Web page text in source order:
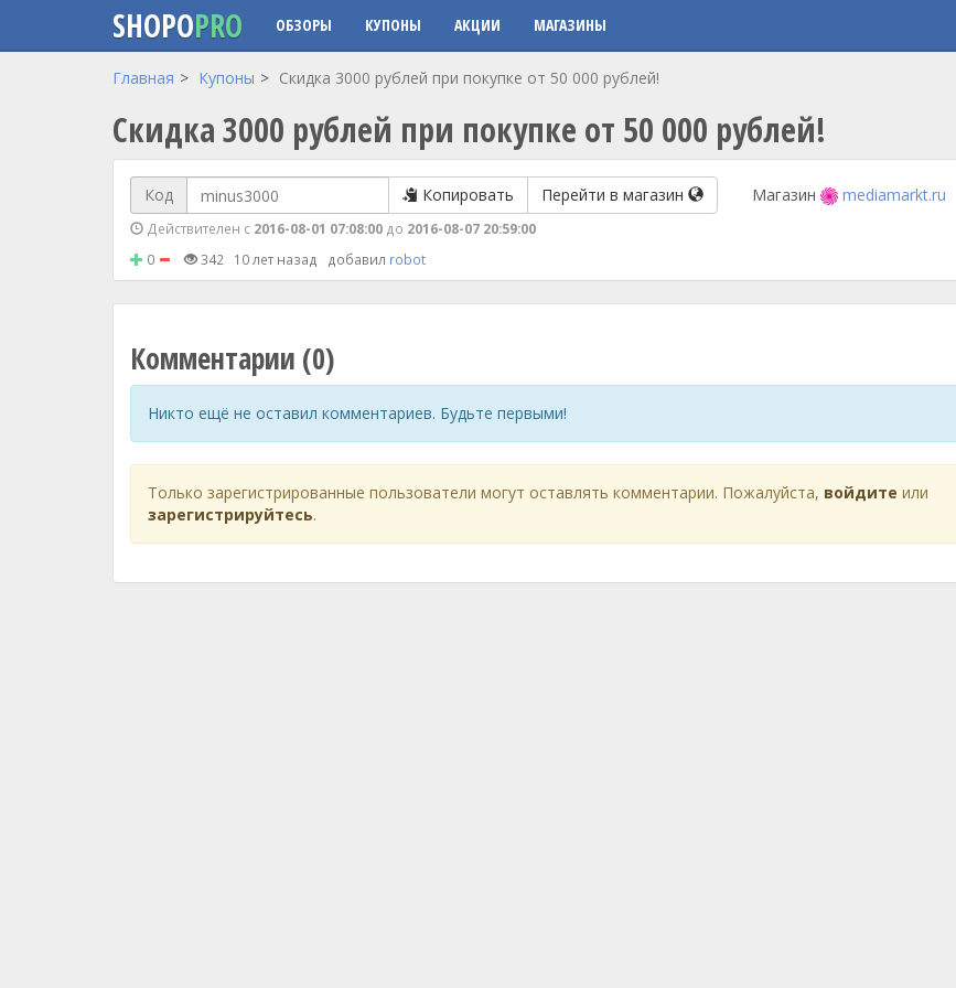
Перейти к основному содержанию
SHOPOPRO ОБЗОРЫ КУПОНЫ АКЦИИ МАГАЗИНЫ
Главная Купоны Скидка 3000 рублей при покупке от 50 000 рублей!
Скидка 3000 рублей при покупке от 50 000 рублей!
Код Копировать Перейти в магазин
Действителен с 2016-08-01 07:08:00 до 2016-08-07 20:59:00
Магазин mediamarkt.ru
0 342 10 лет назад добавил robot
Комментарии (0)
Никто ещё не оставил комментариев. Будьте первыми!
Только зарегистрированные пользователи могут оставлять комментарии. Пожалуйста, войдите или
зарегистрируйтесь.